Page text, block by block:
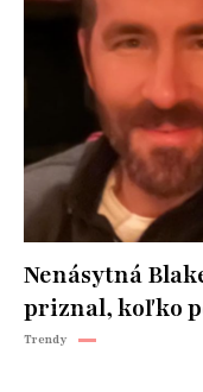
Nenásytná
priznal, koľko
Trendy